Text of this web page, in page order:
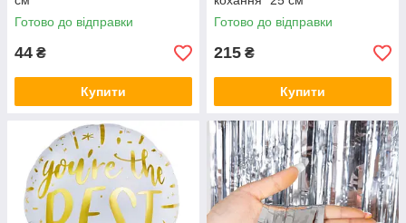
Готово до відправки
44 ₴
Купити
Готово до відправки
215 ₴
Купити